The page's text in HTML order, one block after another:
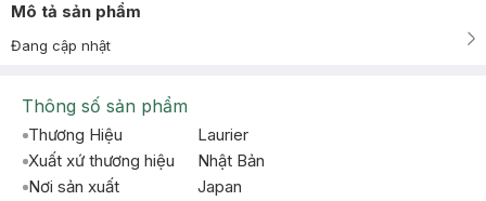
Mô tả sản phẩm
Đang cập nhật
Thông số sản phẩm
Thương Hiệu
Laurier
Xuất xứ thương hiệu
Nhật Bản
Nơi sản xuất
Japan